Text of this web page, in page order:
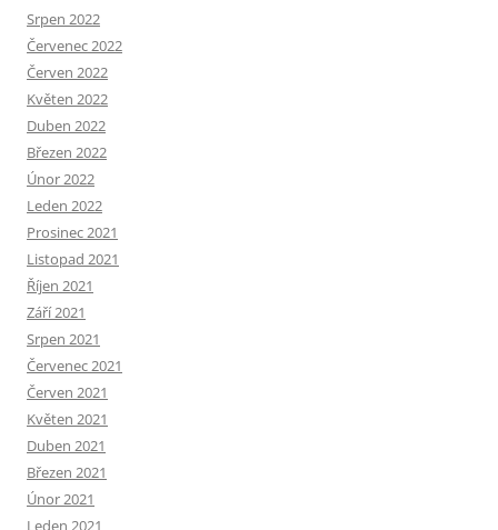
Srpen 2022
Červenec 2022
Červen 2022
Květen 2022
Duben 2022
Březen 2022
Únor 2022
Leden 2022
Prosinec 2021
Listopad 2021
Říjen 2021
Září 2021
Srpen 2021
Červenec 2021
Červen 2021
Květen 2021
Duben 2021
Březen 2021
Únor 2021
Leden 2021